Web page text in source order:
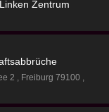
Zentrum
2
Freiburg 79100